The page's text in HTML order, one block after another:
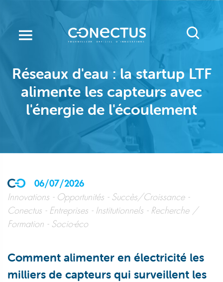
contenu
Réseaux d'eau : la startup LTF
alimente les capteurs avec
l'énergie de l'écoulement
06/07/2026
Innovations
Opportunités
Succès/Croissance
Conectus
Entreprises Institutionnels
Recherche /
Formation
Socio-éco
Comment alimenter en électricité les
milliers de capteurs qui surveillent les